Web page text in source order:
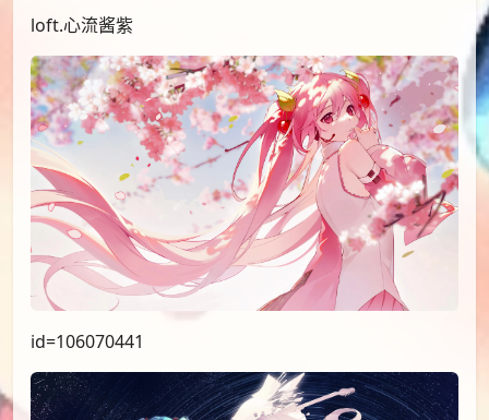
loft.心流酱紫
id=106070441